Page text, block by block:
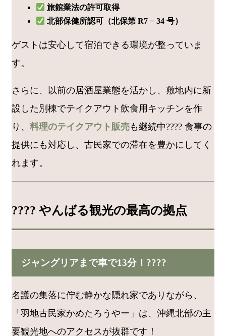
旅館業法の許可取得
北部保健所認可（北保第 R7 − 34 号）
ゲストは安心して宿泊できる環境が整っていま
す。
さらに、以前の居酒屋業態を活かし、敷地内に新
設した別棟でテイクアウト飲食用キッチンを作
り、 料理のテイクアウト販売も継続中????️ 食事の
提供にも対応し、古民家での滞在を豊かにしてく
れます。
???? やんばる観光の最高の拠点
ジャングリアまで車で13分！????
名護の集落に佇む静かな隠れ家でありながら、
「羽地古民家かめたろうやー」は、沖縄北部の主
要観光地へのアクセスが抜群です！